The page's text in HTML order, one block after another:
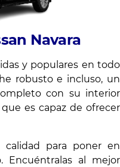
Navara
y populares en todo
robusto e incluso, un
con su interior
es capaz de ofrecer
para poner en
Encuéntralas al mejor